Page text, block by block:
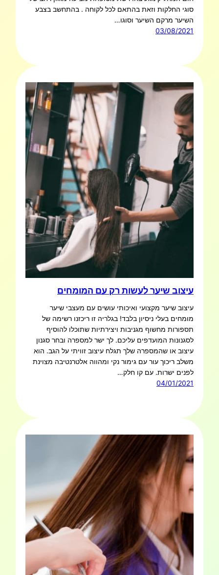
סוגי החלקות וזאת בהתאם לכל לקוחה . בהתחשב בצבע
השיער מרקם השיער וסוגו…
03/08/2021
עיצוב שיער לעשות רק עם המומחים
עיצוב שיער מקצועי ואיכותי עושים עם מעצבי שיער
מומחים בעלי ניסיון בלבד! בגלריה זו ריכזנו רשימה של
תספורות מחשוף מגניבות ויצירתיות שתוכלו להוסיף
לסגנונות המועדפים עליכם. לך ישר למספרה ובחר סגנון
עיצוב או שהמספרה שלך תגלח עיצוב זוויתי על הגב. הוא
משלב ריכוך עור עם גימור נקי ומהווה אלטרנטיבה מצוינת
לפנים ישרות. עם קו חלק…
04/01/2021